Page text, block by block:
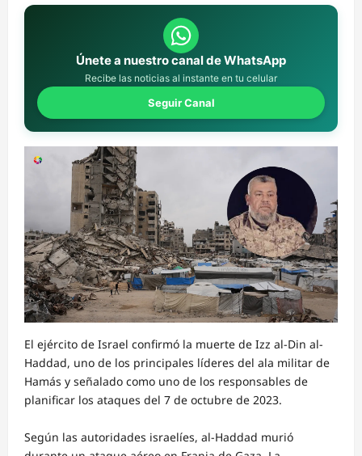
Únete a nuestro canal de WhatsApp
Recibe las noticias al instante en tu celular
Seguir Canal
El ejército de Israel confirmó la muerte de Izz al-Din al-
Haddad, uno de los principales líderes del ala militar de
Hamás y señalado como uno de los responsables de
planificar los ataques del 7 de octubre de 2023.
Según las autoridades israelíes, al-Haddad murió